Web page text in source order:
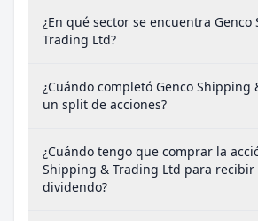
¿En qué sector se encuentra
Trading Ltd?
¿Cuándo completó Genco Shipping
un split de acciones?
¿Cuándo tengo que comprar la
Shipping & Trading Ltd para
dividendo?